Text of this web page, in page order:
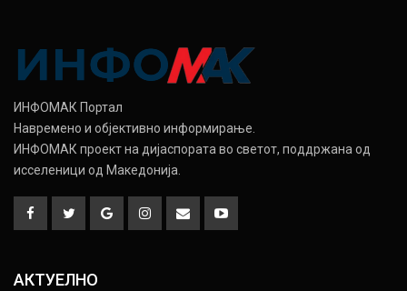
ИНФОМАК Портал
Навремено и објективно информирање.
ИНФОМАК проект на дијаспората во светот, поддржана од
исселеници од Македонија.
АКТУЕЛНО